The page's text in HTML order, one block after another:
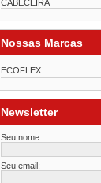
CABECEIRA
Nossas Marcas
ECOFLEX
Newsletter
Seu nome:
Seu email: